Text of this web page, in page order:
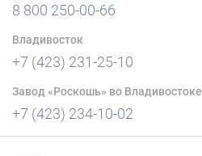
8 800 250-00-66
Владивосток
+7 (423) 231-25-10
Завод «Роскошь» во Владивостоке
+7 (423) 234-10-02